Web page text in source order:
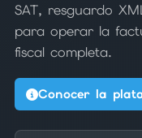
SAT, resguardo
para operar la
fiscal completa.
Conocer la